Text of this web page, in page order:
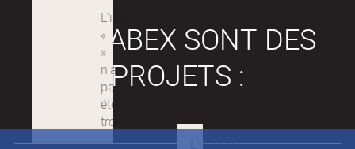
LES LABEX SONT DES
PROJETS :